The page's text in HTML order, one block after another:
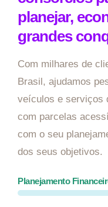
planejar,
grandes
Com milhares de
Brasil, ajudamos
veículos e serviços
com parcelas
com o seu
dos seus objetivos.
Planejamento